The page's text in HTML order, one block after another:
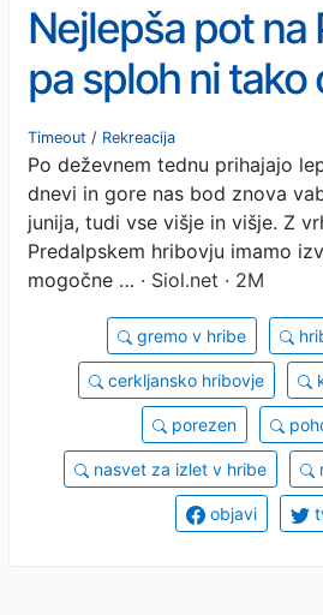
Nejlepša pot na
pa sploh ni tako
#video
Timeout / Rekreacija
Po deževnem tednu prihajajo
dnevi in gore nas bod znova
junija, tudi vse višje in višje. Z
Predalpskem hribovju imamo
mogočne … · Siol.net · 2M
gremo v hribe
cerkljansko hribovje
porezen
nasvet za izlet v hribe
objavi